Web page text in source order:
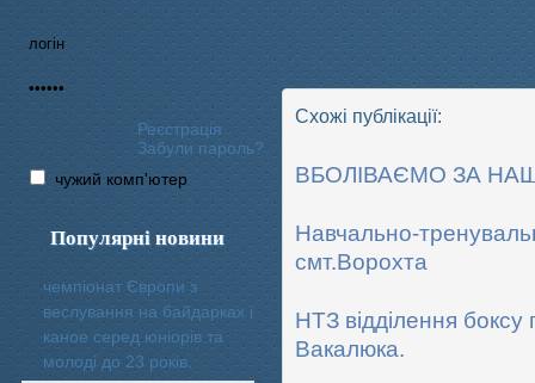
Реєстрація
Забули пароль?
чужий комп'ютер
Популярні новини
чемпіонат Європи з
веслування на байдарках і
каное серед юніорів та
молоді до 23 років.
Схожі публікації:
ВБОЛІВАЄМО ЗА
Навчально-
смт.Ворохта
НТЗ відділення
Вакалюка.